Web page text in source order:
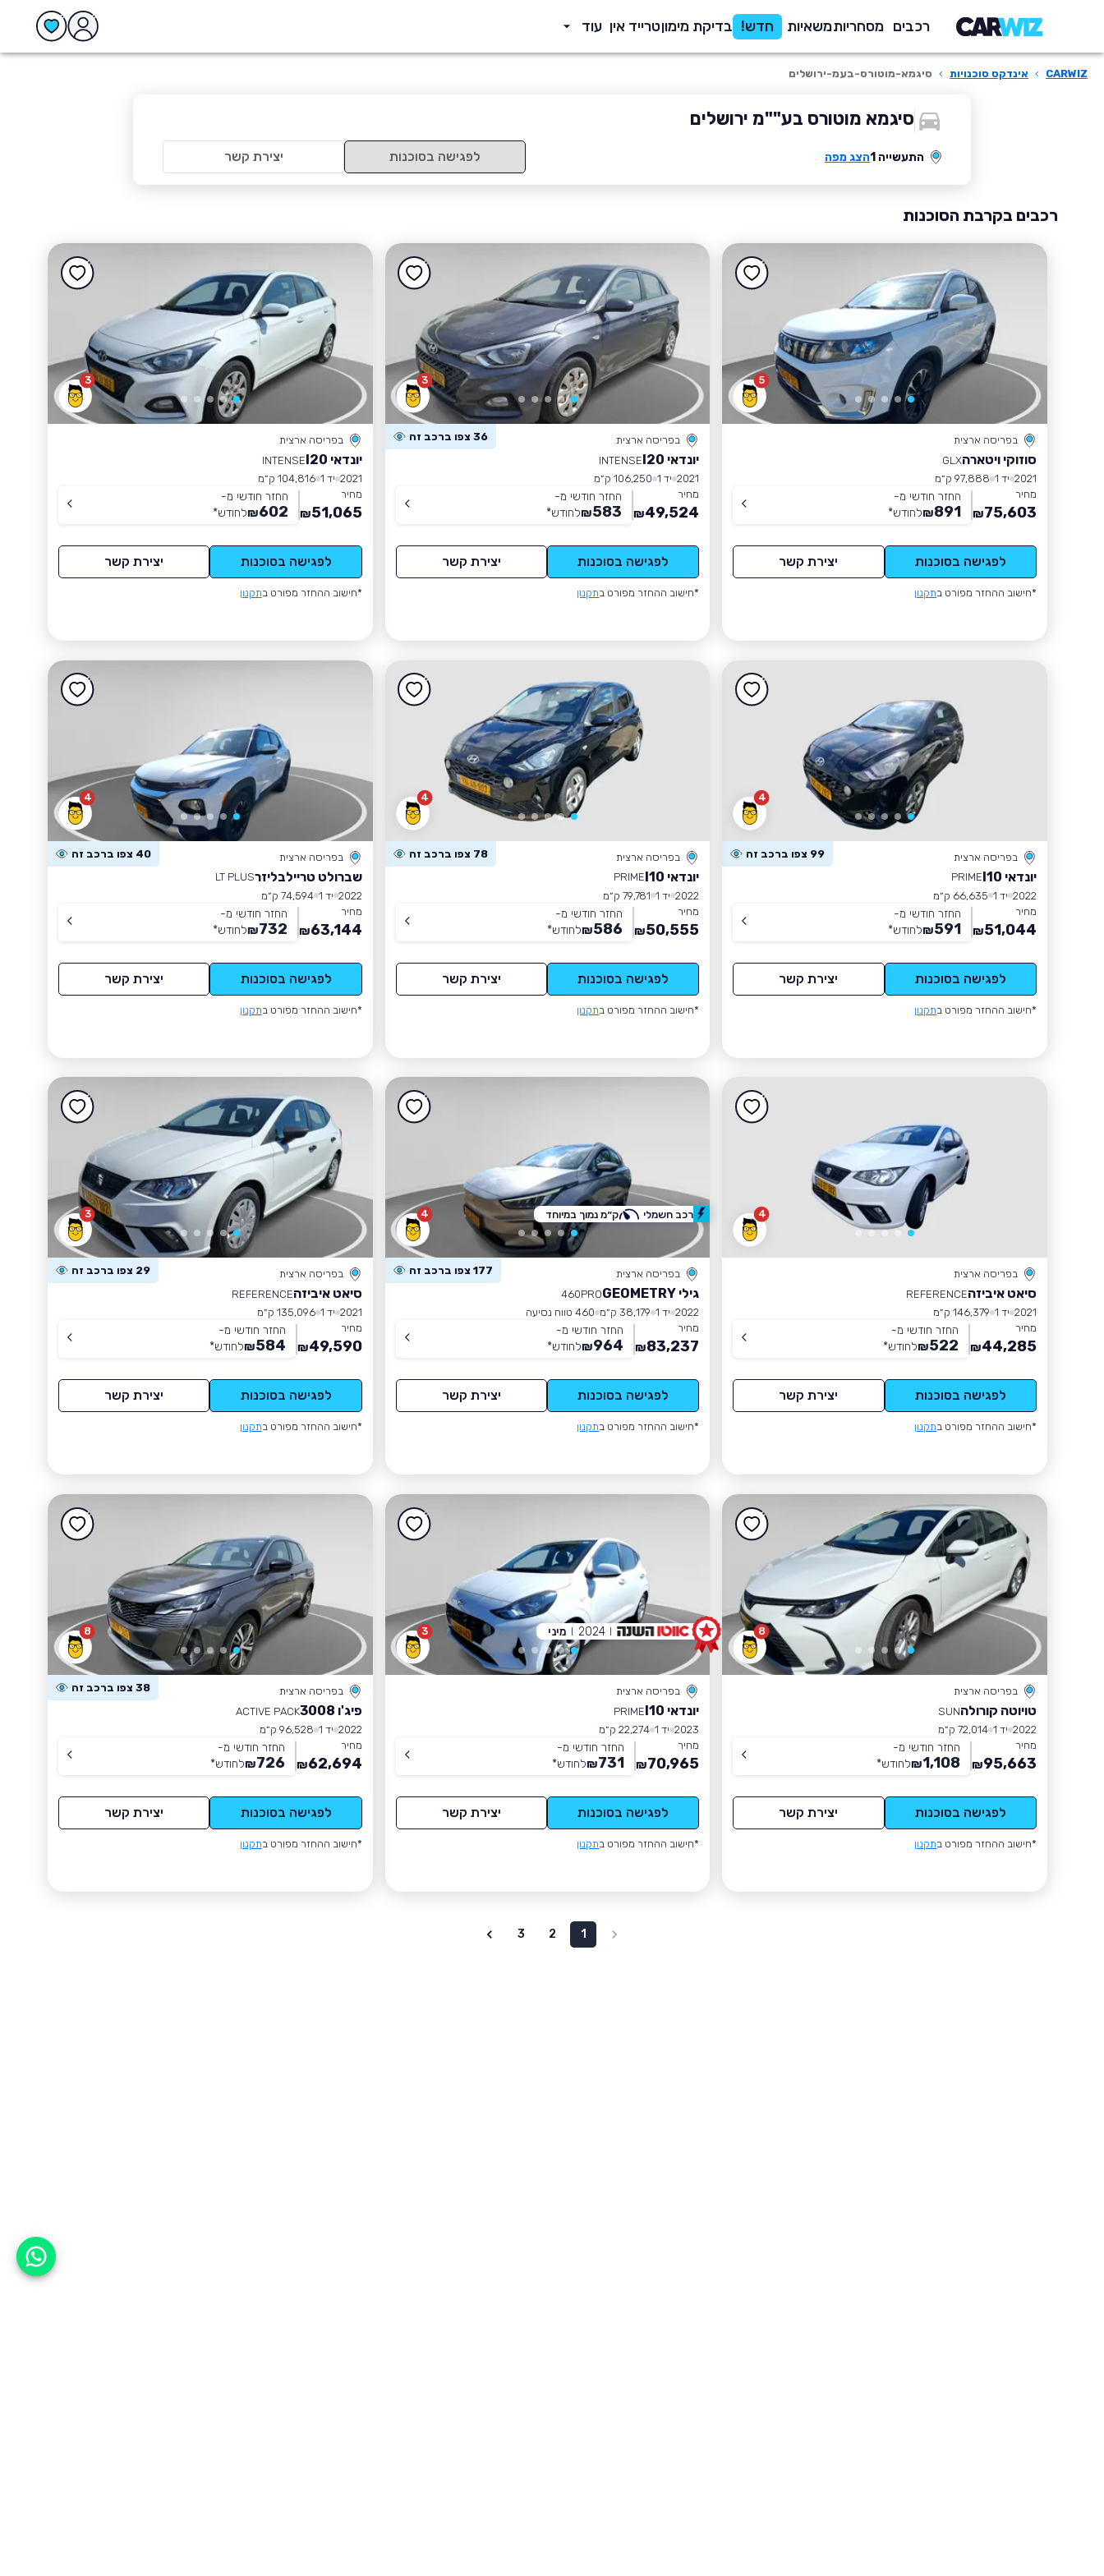
רכבים מסחריותמשאיות חדש! בדיקת מימוןטרייד אין עוד
CARWIZ
› אינדקס סוכנויות › סיגמא-מוטורס-בעמ-ירושלים
סיגמא מוטורס בע""מ ירושלים
התעשייה 1 הצג מפה לפגישה בסוכנות יצירת קשר
רכבים בקרבת הסוכנות
5
בפריסה ארצית
סוזוקי ויטארהGLX
2021 יד 1
97,888 ק״מ
מחיר
75,603
₪
החזר חודשי מ-
891
₪לחודש*
לפגישה בסוכנות יצירת קשר
*חישוב ההחזר מפורט בתקנון
3
בפריסה ארצית 36 צפו ברכב זה
יונדאי I20
INTENSE
2021 יד 1
106,250 ק״מ
מחיר
49,524
₪
החזר חודשי מ-
583
₪לחודש*
לפגישה בסוכנות יצירת קשר
*חישוב ההחזר מפורט בתקנון
3
בפריסה ארצית
יונדאי I20
INTENSE
2021 יד 1
104,816 ק״מ
מחיר
51,065
₪
החזר חודשי מ-
602
₪לחודש*
לפגישה בסוכנות יצירת קשר
*חישוב ההחזר מפורט בתקנון
4
בפריסה ארצית 99 צפו ברכב זה
יונדאי I10
PRIME
2022 יד 1
66,635 ק״מ
מחיר
51,044
₪
החזר חודשי מ-
591
₪לחודש*
לפגישה בסוכנות יצירת קשר
*חישוב ההחזר מפורט בתקנון
4
בפריסה ארצית 78 צפו ברכב זה
יונדאי I10
PRIME
2022 יד 1
79,781 ק״מ
מחיר
50,555
₪
החזר חודשי מ-
586
₪לחודש*
לפגישה בסוכנות יצירת קשר
*חישוב ההחזר מפורט בתקנון
4
בפריסה ארצית 40 צפו ברכב זה
שברולט טריילבליזרLT PLUS
2022 יד 1
74,594 ק״מ
מחיר
63,144
₪
החזר חודשי מ-
732
₪לחודש*
לפגישה בסוכנות יצירת קשר
*חישוב ההחזר מפורט בתקנון
4
בפריסה ארצית
סיאט איביזהREFERENCE
2021 יד 1
146,379 ק״מ
מחיר
44,285
₪
החזר חודשי מ-
522
₪לחודש*
לפגישה בסוכנות יצירת קשר
*חישוב ההחזר מפורט בתקנון
4
בפריסה ארצית 177 צפו ברכב זה
גילי GEOMETRY
460PRO
2022 יד 1 38,179 ק״מ
460 טווח נסיעה
מחיר
83,237
₪
החזר חודשי מ-
964
₪לחודש*
לפגישה בסוכנות יצירת קשר
*חישוב ההחזר מפורט בתקנון
רכב חשמלי ק״מ נמוך במיוחד 3
בפריסה ארצית 29 צפו ברכב זה
סיאט איביזהREFERENCE
2021 יד 1
135,096 ק״מ
מחיר
49,590
₪
החזר חודשי מ-
584
₪לחודש*
לפגישה בסוכנות יצירת קשר
*חישוב ההחזר מפורט בתקנון
8
בפריסה ארצית
טויוטה קורולהSUN
2022 יד 1
72,014 ק״מ
מחיר
95,663
₪
החזר חודשי מ-
1,108
₪לחודש*
לפגישה בסוכנות יצירת קשר
*חישוב ההחזר מפורט בתקנון
3
בפריסה ארצית
יונדאי I10
PRIME
2023 יד 1
22,274 ק״מ
מחיר
70,965
₪
החזר חודשי מ-
731
₪לחודש*
לפגישה בסוכנות יצירת קשר
*חישוב ההחזר מפורט בתקנון
2024 מיני 8
בפריסה ארצית 38 צפו ברכב זה
פיג'ו 3008
ACTIVE PACK
2022 יד 1
96,528 ק״מ
מחיר
62,694
₪
החזר חודשי מ-
726
₪לחודש*
לפגישה בסוכנות יצירת קשר
*חישוב ההחזר מפורט בתקנון
1
2
3
אפשר לעזור?